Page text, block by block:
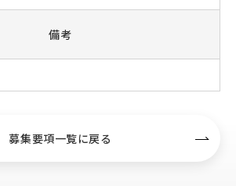
備考
募集要項一覧に戻る